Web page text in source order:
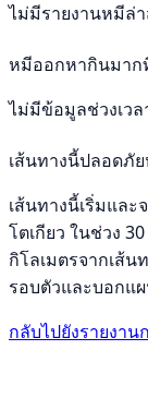
ไม่มีรายงานหมีล่
หมีออกหากินมาก
ไม่มีข้อมูลช่วงเว
เส้นทางนี้ปลอดภั
เส้นทางนี้เริ่มแล
โตเกียว ในช่วง
กิโลเมตรจากเส้น
รอบตัวและบอกแ
กลับไปยังรายงาน